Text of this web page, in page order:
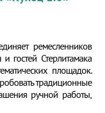
ремесленников
гостей Стерлитамака
площадок.
традиционные
ручной работы,